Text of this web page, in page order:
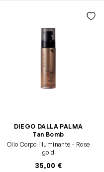
DIEGO DALLA PALMA
Tan Bomb
Olio Corpo Illuminante - Rose
gold
35,00 €